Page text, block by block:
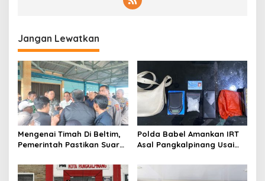
Jangan Lewatkan
Mengenai Timah Di Beltim,
Pemerintah Pastikan Suara
Didengar Dan Ajak
Masyarakat untuk tidak
Polda Babel Amankan IRT
Asal Pangkalpinang Usai
Sabu